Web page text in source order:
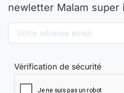
newletter Malam super
Vérification de sécurité